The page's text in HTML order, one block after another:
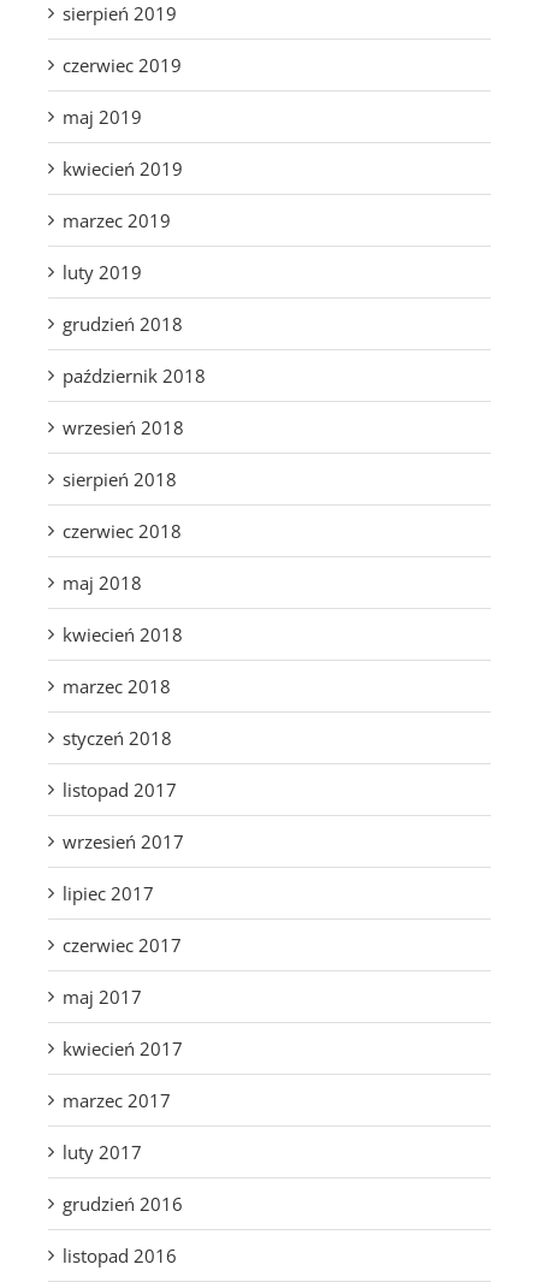
sierpień 2019
czerwiec 2019
maj 2019
kwiecień 2019
marzec 2019
luty 2019
grudzień 2018
październik 2018
wrzesień 2018
sierpień 2018
czerwiec 2018
maj 2018
kwiecień 2018
marzec 2018
styczeń 2018
listopad 2017
wrzesień 2017
lipiec 2017
czerwiec 2017
maj 2017
kwiecień 2017
marzec 2017
luty 2017
grudzień 2016
listopad 2016